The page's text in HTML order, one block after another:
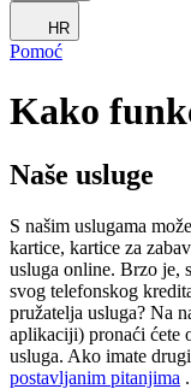
HR
Pomoć
Kako
Naše usluge
S našim uslugama
kartice, kartice za
usluga online. Brzo je,
svog telefonskog
pružatelja usluga? Na
aplikaciji) pronaći ćete
usluga. Ako imate
postavljanim pitanjima .